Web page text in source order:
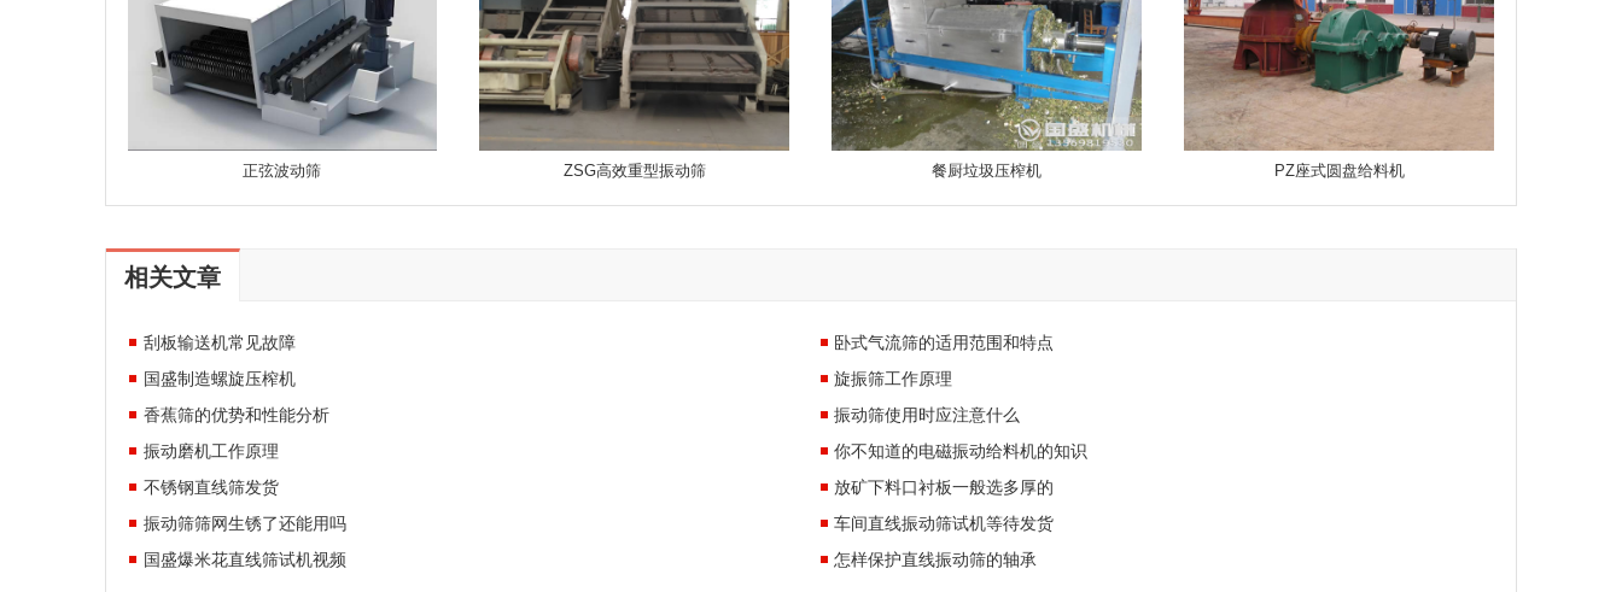
正弦波动筛 ZSG高效重型振动筛 餐厨垃圾压榨机 PZ座式圆盘给料机
相关文章
刮板输送机常见故障
卧式气流筛的适用范围和特点
国盛制造螺旋压榨机
旋振筛工作原理
香蕉筛的优势和性能分析
振动筛使用时应注意什么
振动磨机工作原理
你不知道的电磁振动给料机的知识
不锈钢直线筛发货
放矿下料口衬板一般选多厚的
振动筛筛网生锈了还能用吗
车间直线振动筛试机等待发货
国盛爆米花直线筛试机视频
怎样保护直线振动筛的轴承